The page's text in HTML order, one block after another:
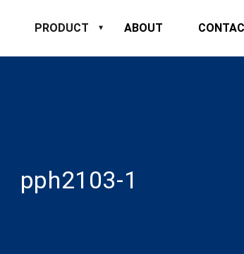
PRODUCT ABOUT
pph2103-1